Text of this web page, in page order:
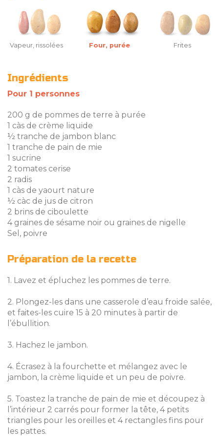
Vapeur, rissolées Four, purée Frites
Ingrédients
Pour 1 personnes
200 g de pommes de terre à purée
1 càs de crème liquide
½ tranche de jambon blanc
1 tranche de pain de mie
1 sucrine
2 tomates cerise
2 radis
1 càs de yaourt nature
½ càc de jus de citron
2 brins de ciboulette
4 graines de sésame noir ou graines de nigelle
Sel, poivre
Préparation de la recette
1. Lavez et épluchez les pommes de terre.
2. Plongez-les dans une casserole d’eau froide salée,
et faites-les cuire 15 à 20 minutes à partir de
l’ébullition.
3. Hachez le jambon.
4. Écrasez à la fourchette et mélangez avec le
jambon, la crème liquide et un peu de poivre.
5. Toastez la tranche de pain de mie et découpez à
l’intérieur 2 carrés pour former la tête, 4 petits
triangles pour les oreilles et 4 rectangles fins pour
les pattes.